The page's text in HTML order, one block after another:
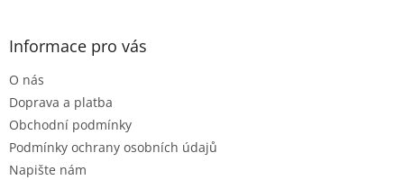
Informace pro vás
O nás
Doprava a platba
Obchodní podmínky
Podmínky ochrany osobních údajů
Napište nám